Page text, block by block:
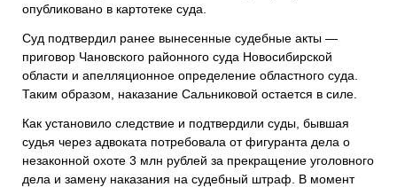
опубликовано в картотеке суда.
Суд подтвердил ранее вынесенные судебные акты —
приговор Чановского районного суда Новосибирской
области и апелляционное определение областного суда.
Таким образом, наказание Сальниковой остается в силе.
Как установило следствие и подтвердили суды, бывшая
судья через адвоката потребовала от фигуранта дела о
незаконной охоте 3 млн рублей за прекращение уголовного
дела и замену наказания на судебный штраф. В момент